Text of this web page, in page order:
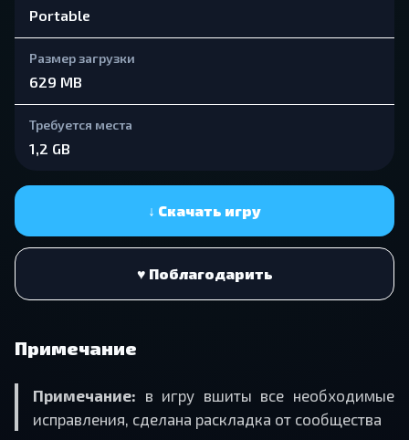
Portable
Размер загрузки
629 MB
Требуется места
1,2 GB
↓ Скачать игру
♥ Поблагодарить
Примечание
Примечание: в игру вшиты все необходимые
исправления, сделана раскладка от сообщества